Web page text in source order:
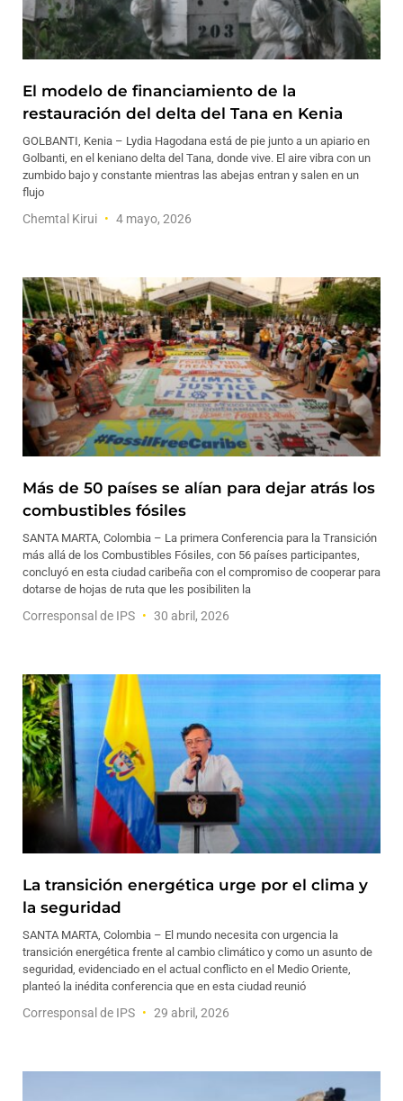
El modelo de financiamiento de la
restauración del delta del Tana en Kenia
GOLBANTI, Kenia – Lydia Hagodana está de pie junto a un apiario en
Golbanti, en el keniano delta del Tana, donde vive. El aire vibra con un
zumbido bajo y constante mientras las abejas entran y salen en un
flujo
Chemtal Kirui 4 mayo, 2026
Más de 50 países se alían para dejar atrás los
combustibles fósiles
SANTA MARTA, Colombia – La primera Conferencia para la Transición
más allá de los Combustibles Fósiles, con 56 países participantes,
concluyó en esta ciudad caribeña con el compromiso de cooperar para
dotarse de hojas de ruta que les posibiliten la
Corresponsal de IPS 30 abril, 2026
La transición energética urge por el clima y
la seguridad
SANTA MARTA, Colombia – El mundo necesita con urgencia la
transición energética frente al cambio climático y como un asunto de
seguridad, evidenciado en el actual conflicto en el Medio Oriente,
planteó la inédita conferencia que en esta ciudad reunió
Corresponsal de IPS 29 abril, 2026